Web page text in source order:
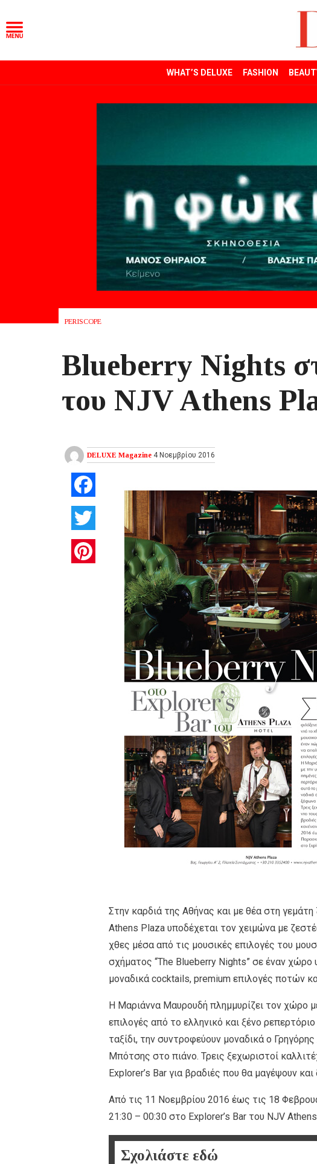
WHAT’S DELUXE FASHION
PERISCOPE
Blueberry Nights
του NJV Athens
DELUXE Magazine 4 Νοεμβρίου 2016
Pinterest
Στην καρδιά της Αθήνας και με θέα στη
Athens Plaza υποδέχεται τον χειμώνα με
χθες μέσα από τις μουσικές επιλογές του
σχήματος “The Blueberry Nights” σε έναν χώρο
μοναδικά cocktails, premium επιλογές ποτών
Η Μαριάννα Μαυρουδή πλημμυρίζει τον χώρο
επιλογές από το ελληνικό και ξένο
ταξίδι, την συντροφεύουν μοναδικά ο
Μπότσης στο πιάνο. Τρεις ξεχωριστοί
Explorer’s Bar για βραδιές που θα μαγέψουν
Από τις 11 Νοεμβρίου 2016 έως τις 18
21:30 – 00:30 στο Explorer’s Bar του NJV
Σχολιάστε εδώ